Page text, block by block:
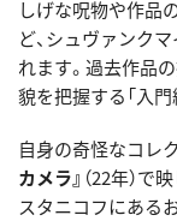
しげな呪物や作品
ど、シュヴァンク
れます。過去作品
貌を把握する「入
自身の奇怪なコレ
カメラ』 （22年）で
スタニコフにある